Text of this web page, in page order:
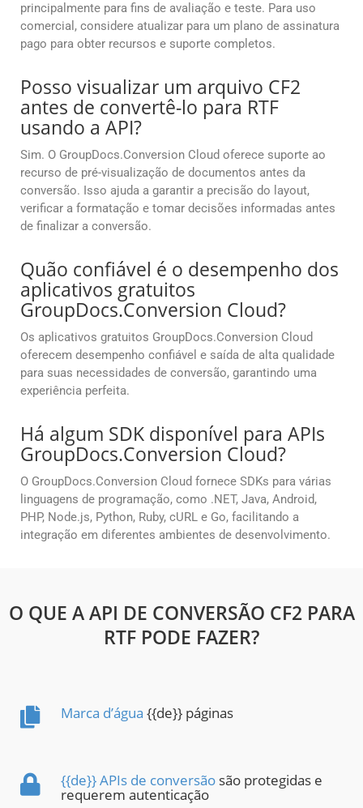
principalmente para fins de avaliação e teste. Para uso
comercial, considere atualizar para um plano de assinatura
pago para obter recursos e suporte completos.
Posso visualizar um arquivo CF2
antes de convertê-lo para RTF
usando a API?
Sim. O GroupDocs.Conversion Cloud oferece suporte ao
recurso de pré-visualização de documentos antes da
conversão. Isso ajuda a garantir a precisão do layout,
verificar a formatação e tomar decisões informadas antes
de finalizar a conversão.
Quão confiável é o desempenho dos
aplicativos gratuitos
GroupDocs.Conversion Cloud?
Os aplicativos gratuitos GroupDocs.Conversion Cloud
oferecem desempenho confiável e saída de alta qualidade
para suas necessidades de conversão, garantindo uma
experiência perfeita.
Há algum SDK disponível para APIs
GroupDocs.Conversion Cloud?
O GroupDocs.Conversion Cloud fornece SDKs para várias
linguagens de programação, como .NET, Java, Android,
PHP, Node.js, Python, Ruby, cURL e Go, facilitando a
integração em diferentes ambientes de desenvolvimento.
O QUE A API DE CONVERSÃO CF2 PARA
RTF PODE FAZER?
Marca d’água {{de}} páginas
{{de}} APIs de conversão são protegidas e
requerem autenticação